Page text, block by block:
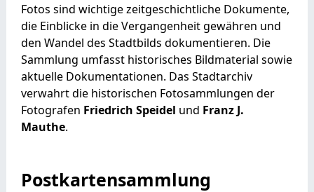
Fotos sind wichtige zeitgeschichtliche Dokumente,
die Einblicke in die Vergangenheit gewähren und
den Wandel des Stadtbilds dokumentieren. Die
Sammlung umfasst historisches Bildmaterial sowie
aktuelle Dokumentationen. Das Stadtarchiv
verwahrt die historischen Fotosammlungen der
Fotografen Friedrich Speidel und Franz J.
Mauthe.
Postkartensammlung